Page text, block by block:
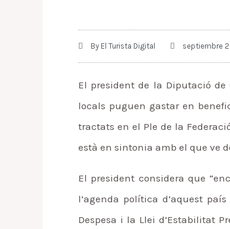
By El Turista Digital septiembre
El president de la Diputació
locals puguen gastar en
tractats en el Ple de la
està en sintonia amb el que ve
El president considera que
l’agenda política d’aquest
Despesa i la Llei d’Estabilitat